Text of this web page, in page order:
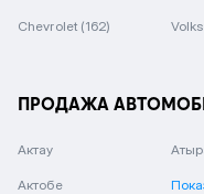
Chevrolet (162)
ПРОДАЖА
Актау
Актобе